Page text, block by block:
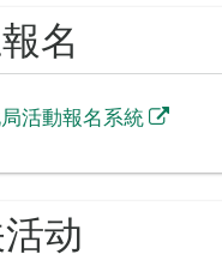
名
活動報名系統
动